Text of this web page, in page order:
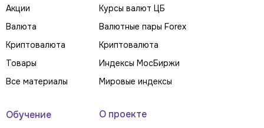
Акции
Валюта
Криптовалюта
Товары
Все материалы
Курсы валют ЦБ
Валютные пары Forex
Криптовалюта
Индексы МосБиржи
Мировые индексы
Обучение О проекте